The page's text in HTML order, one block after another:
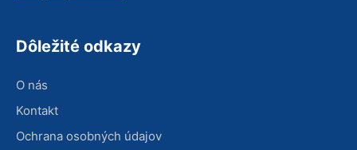
Dôležité odkazy
O nás
Kontakt
Ochrana osobných údajov